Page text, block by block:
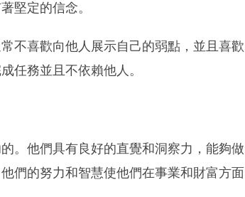
堅定的信念。
不喜歡向他人展示自己的弱點，並且喜歡
任務並且不依賴他人。
。他們具有良好的直覺和洞察力，能夠做
們的努力和智慧使他們在事業和財富方面